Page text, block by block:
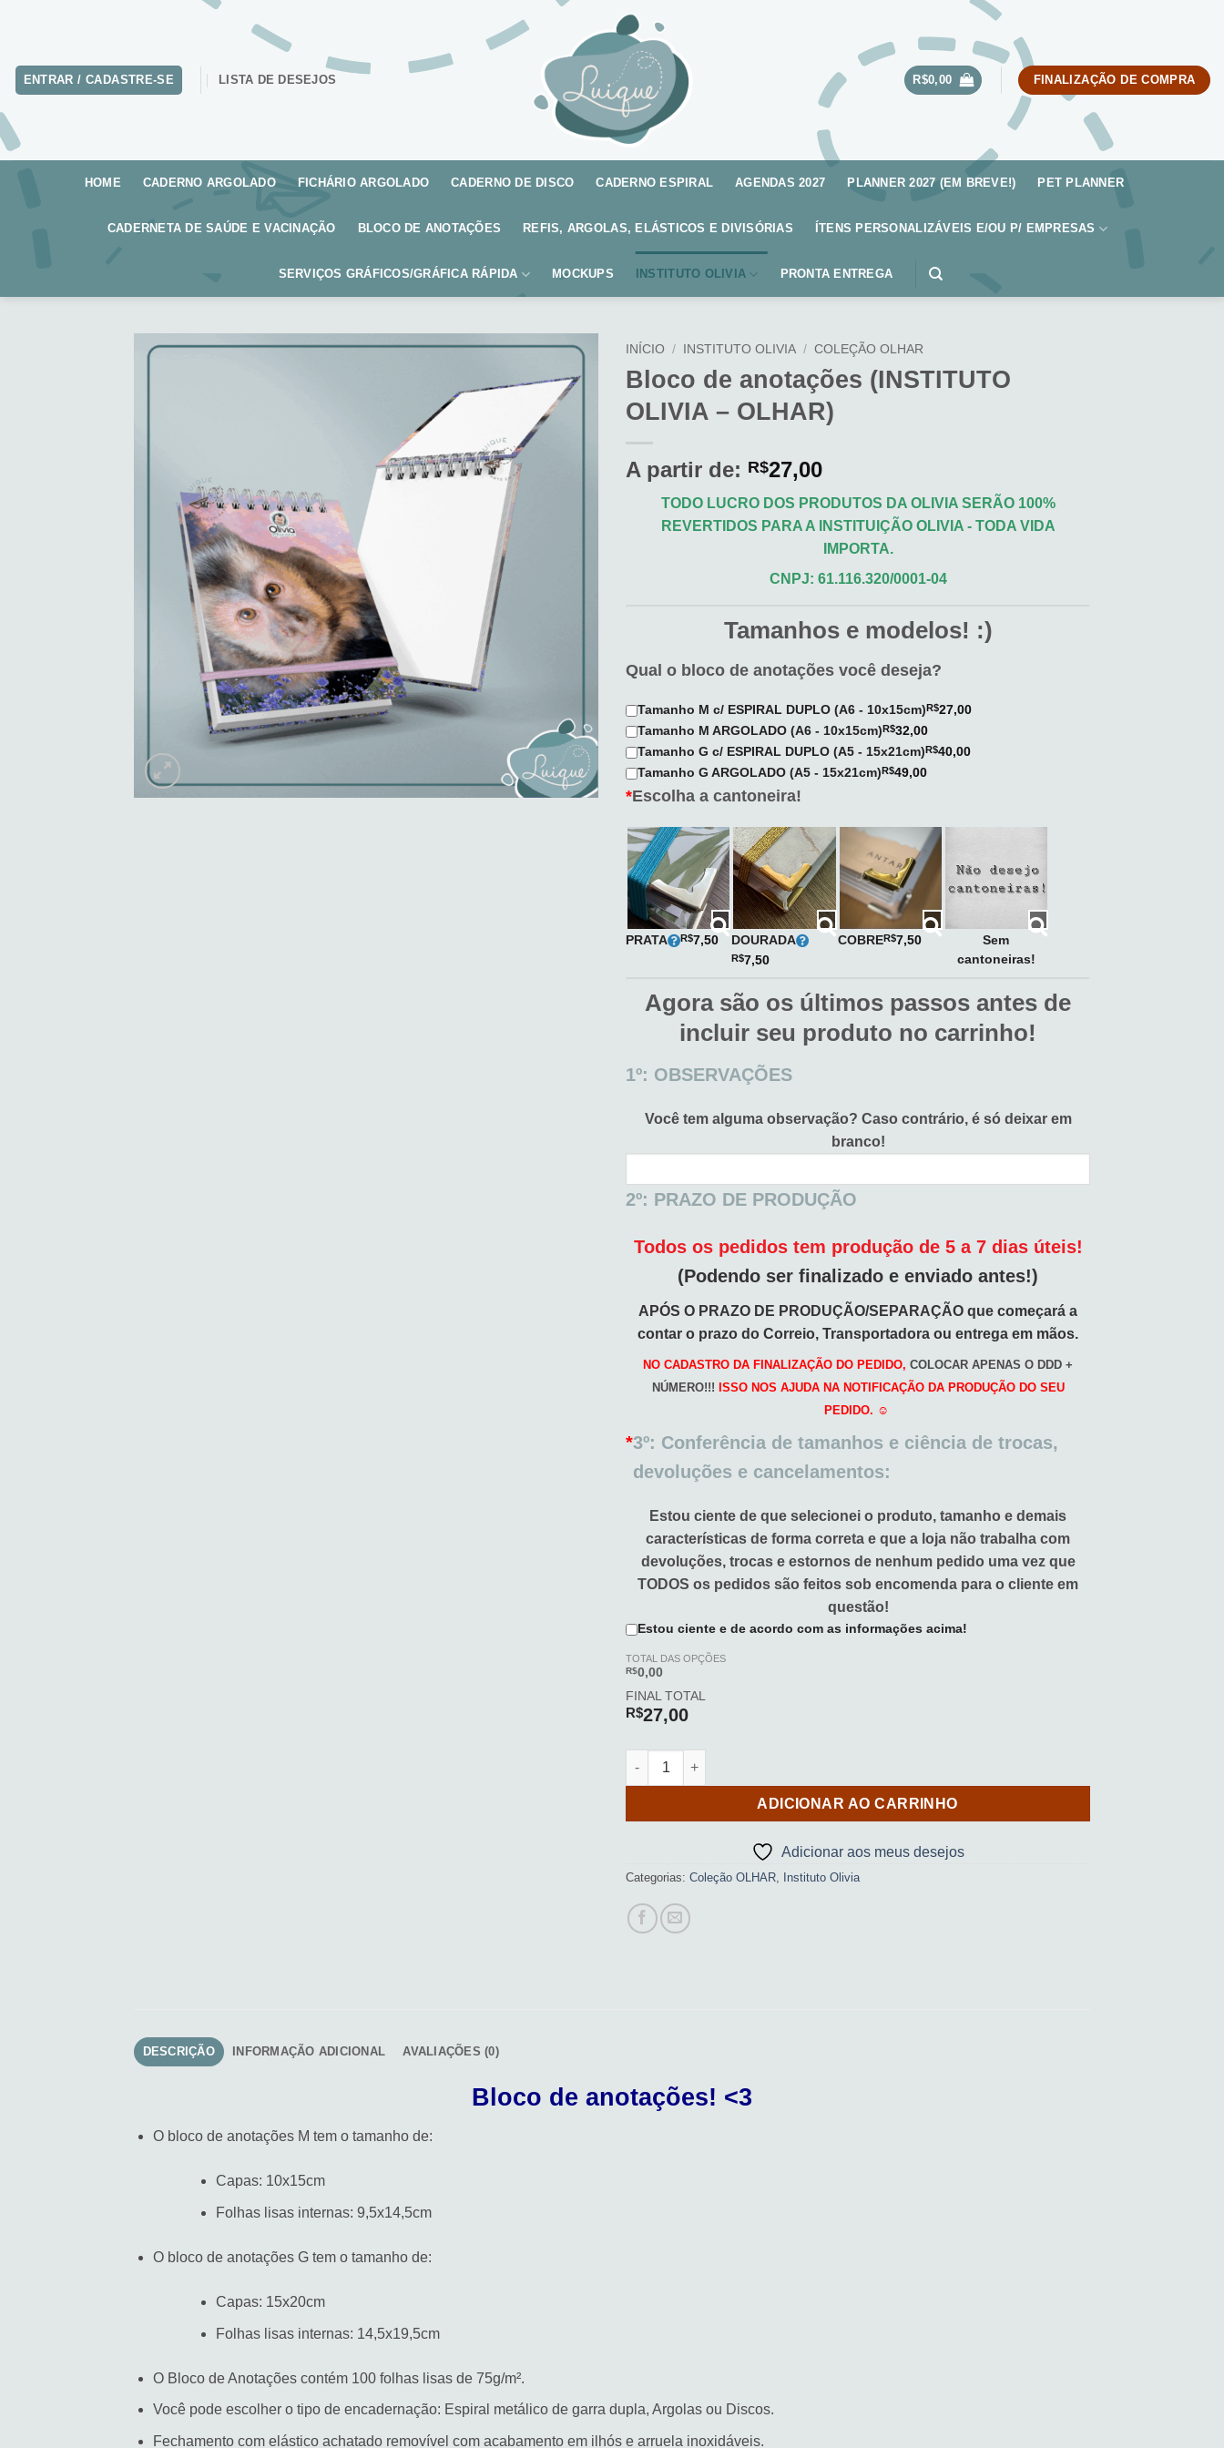
ENTRAR / CADASTRE-SE LISTA DE DESEJOS R$0,00 FINALIZAÇÃO DE COMPRA
HOME CADERNO ARGOLADO FICHÁRIO ARGOLADO CADERNO DE DISCO CADERNO ESPIRAL AGENDAS 2027 PLANNER 2027 (EM BREVE!) PET PLANNER
CADERNETA DE SAÚDE E VACINAÇÃO BLOCO DE ANOTAÇÕES REFIS, ARGOLAS, ELÁSTICOS E DIVISÓRIAS ÍTENS PERSONALIZÁVEIS E/OU P/ EMPRESAS
SERVIÇOS GRÁFICOS/GRÁFICA RÁPIDA MOCKUPS INSTITUTO OLIVIA PRONTA ENTREGA
Adicionar
aos
meus
INÍCIO / INSTITUTO OLIVIA / COLEÇÃO OLHAR
Bloco de anotações (INSTITUTO
OLIVIA – OLHAR)
A partir de: R$27,00
TODO LUCRO DOS PRODUTOS DA OLIVIA SERÃO 100%
REVERTIDOS PARA A INSTITUIÇÃO OLIVIA - TODA VIDA
IMPORTA.
CNPJ: 61.116.320/0001-04
Tamanhos e modelos! :)
Qual o bloco de anotações você deseja?
Tamanho M c/ ESPIRAL DUPLO (A6 - 10x15cm)R$27,00
Tamanho M ARGOLADO (A6 - 10x15cm)R$32,00
Tamanho G c/ ESPIRAL DUPLO (A5 - 15x21cm)R$40,00
Tamanho G ARGOLADO (A5 - 15x21cm)R$49,00
*Escolha a cantoneira!
PRATA R$7,50 DOURADA
R$7,50
COBRER$7,50
Sem
cantoneiras!
Agora são os últimos passos antes de
incluir seu produto no carrinho!
1º: OBSERVAÇÕES
Você tem alguma observação? Caso contrário, é só deixar em
branco!
2º: PRAZO DE PRODUÇÃO
Todos os pedidos tem produção de 5 a 7 dias úteis!
(Podendo ser finalizado e enviado antes!)
APÓS O PRAZO DE PRODUÇÃO/SEPARAÇÃO que começará a
contar o prazo do Correio, Transportadora ou entrega em mãos.
NO CADASTRO DA FINALIZAÇÃO DO PEDIDO, COLOCAR APENAS O DDD +
NÚMERO!!! ISSO NOS AJUDA NA NOTIFICAÇÃO DA PRODUÇÃO DO SEU
PEDIDO. ☺️
*3º: Conferência de tamanhos e ciência de trocas,
devoluções e cancelamentos:
Estou ciente de que selecionei o produto, tamanho e demais
características de forma correta e que a loja não trabalha com
devoluções, trocas e estornos de nenhum pedido uma vez que
TODOS os pedidos são feitos sob encomenda para o cliente em
questão!
Estou ciente e de acordo com as informações acima!
TOTAL DAS OPÇÕES
R$0,00
FINAL TOTAL
R$27,00
Bloco de anotações (INSTITUTO OLIVIA - OLHAR) quantidade
ADICIONAR AO CARRINHO
Adicionar aos meus desejos
Categorias: Coleção OLHAR Instituto Olivia
DESCRIÇÃO INFORMAÇÃO ADICIONAL AVALIAÇÕES (0)
Bloco de anotações! <3
O bloco de anotações M tem o tamanho de:
Capas: 10x15cm
Folhas lisas internas: 9,5x14,5cm
O bloco de anotações G tem o tamanho de:
Capas: 15x20cm
Folhas lisas internas: 14,5x19,5cm
O Bloco de Anotações contém 100 folhas lisas de 75g/m².
Você pode escolher o tipo de encadernação: Espiral metálico de garra dupla, Argolas ou Discos.
Fechamento com elástico achatado removível com acabamento em ilhós e arruela inoxidáveis.